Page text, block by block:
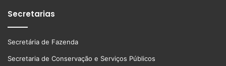
Secretarias
Secretária de Fazenda
Secretaria de Conservação e Serviços Públicos